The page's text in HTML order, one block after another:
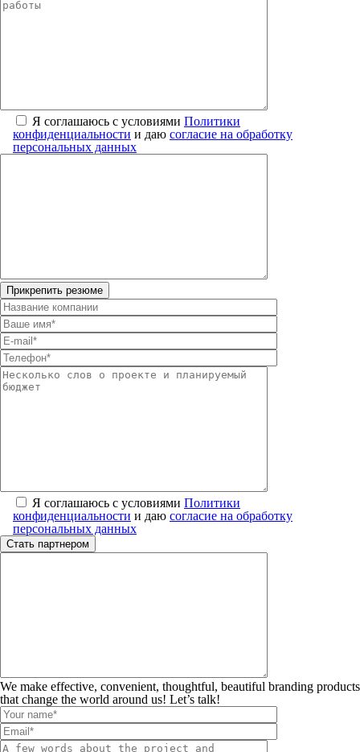
Я соглашаюсь с условиями Политики
конфиденциальности и даю согласие на обработку
персональных данных
Я соглашаюсь с условиями Политики
конфиденциальности и даю согласие на обработку
персональных данных
We make effective, convenient, thoughtful, beautiful branding products
that change the world around us! Let’s talk!